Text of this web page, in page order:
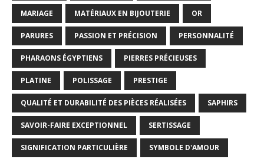
MARIAGE MATÉRIAUX EN BIJOUTERIE OR
PARURES PASSION ET PRÉCISION PERSONNALITÉ
PHARAONS ÉGYPTIENS PIERRES PRÉCIEUSES
PLATINE POLISSAGE PRESTIGE
QUALITÉ ET DURABILITÉ DES PIÈCES RÉALISÉES SAPHIRS
SAVOIR-FAIRE EXCEPTIONNEL SERTISSAGE
SIGNIFICATION PARTICULIÈRE SYMBOLE D'AMOUR